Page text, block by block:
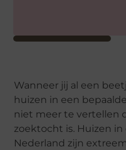
Wanneer jij al een
huizen in een
niet meer te vertellen
zoektocht is. Huizen
Nederland zijn